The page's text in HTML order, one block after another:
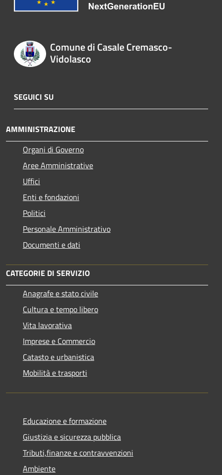
Comune di Casale Cremasco-
Vidolasco
SEGUICI SU
AMMINISTRAZIONE
Organi di Governo
Aree Amministrative
Uffici
Enti e fondazioni
Politici
Personale Amministrativo
Documenti e dati
CATEGORIE DI SERVIZIO
Anagrafe e stato civile
Cultura e tempo libero
Vita lavorativa
Imprese e Commercio
Catasto e urbanistica
Mobilità e trasporti
Educazione e formazione
Giustizia e sicurezza pubblica
Tributi,finanze e contravvenzioni
Ambiente